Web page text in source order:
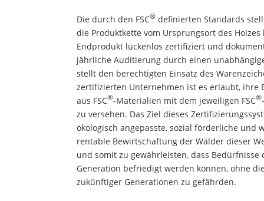
Die durch den FSC® definierten Standards
die Produktkette vom Ursprungsort des Holzes
Endprodukt lückenlos zertifiziert und
jährliche Auditierung durch einen
stellt den berechtigten Einsatz des
zertifizierten Unternehmen ist es erlaubt, ihre
aus FSC®-Materialien mit dem jeweiligen FSC®
zu versehen. Das Ziel dieses
ökologisch angepasste, sozial förderliche und
rentable Bewirtschaftung der Wälder dieser
und somit zu gewährleisten, dass Bedürfnisse
Generation befriedigt werden können, ohne
zukünftiger Generationen zu gefährden.